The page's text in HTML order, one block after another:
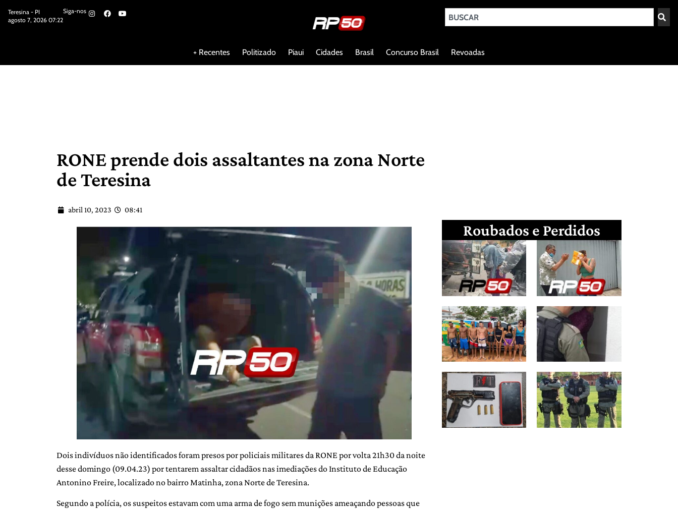
Teresina - PI
agosto 7, 2026 07:22
Siga-nos
+ Recentes Politizado Piaui Cidades Brasil Concurso Brasil Revoadas
RONE prende dois assaltantes na zona Norte
de Teresina
abril 10, 2023 08:41
Dois indivíduos não identificados foram presos por policiais militares da RONE por volta 21h30 da noite
desse domingo (09.04.23) por tentarem assaltar cidadãos nas imediações do Instituto de Educação
Antonino Freire, localizado no bairro Matinha, zona Norte de Teresina.
Segundo a polícia, os suspeitos estavam com uma arma de fogo sem munições ameaçando pessoas que
Roubados e Perdidos